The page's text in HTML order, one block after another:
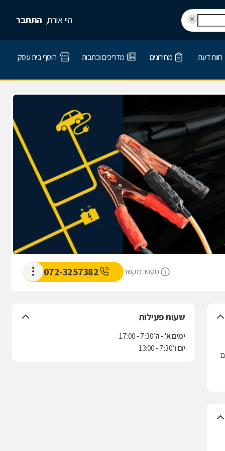
היי אורח, התחבר
חוות דעת מחירונים מדריכים וכתבות הוסף בית עסק
מספר מקשר 072-3257382
שעות פעילות
ימים א' - ה'7:30 - 17:00
יום ו'7:30 - 13:00